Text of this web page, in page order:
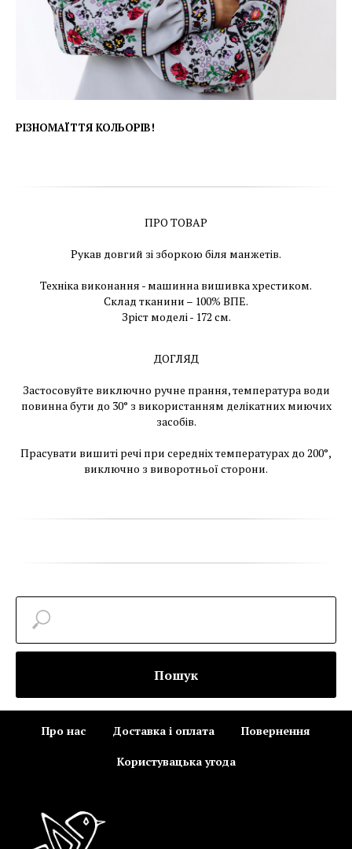
РІЗНОМАЇТТЯ КОЛЬОРІВ!
ПРО ТОВАР
Рукав довгий зі зборкою біля манжетів.
Техніка виконання - машинна вишивка хрестиком.
Склад тканини – 100% ВПЕ.
Зріст моделі - 172 см.
ДОГЛЯД
Застосовуйте виключно ручне прання, температура води
повинна бути до 30° з використанням делікатних миючих
засобів.
Прасувати вишиті речі при середніх температурах до 200°,
виключно з виворотньої сторони.
Пошук
Про нас Доставка і оплата Повернення
Користувацька угода